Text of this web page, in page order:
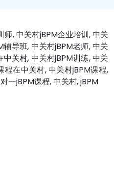
师, 中关村jBPM企业培训, 中关
导班, 中关村jBPM老师, 中关
关村, 中关村jBPM训练, 中关
程在中关村, 中关村jBPM课程,
一jBPM课程, 中关村, jBPM